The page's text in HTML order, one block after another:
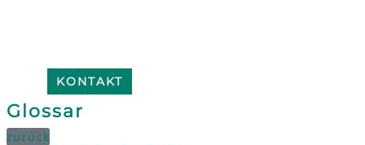
KONTAKT
Glossar
zurück